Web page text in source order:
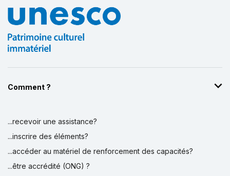
Comment ?
...recevoir une assistance?
...inscrire des éléments?
...accéder au matériel de renforcement des capacités?
...être accrédité (ONG) ?